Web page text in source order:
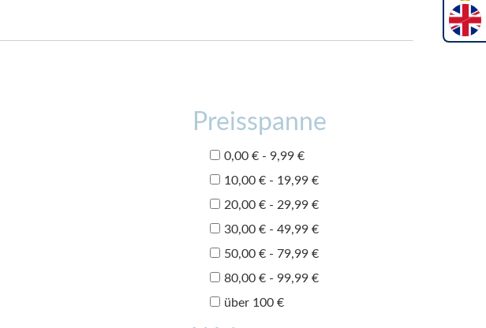
Preisspanne
0,00 € - 9,99 €
10,00 € - 19,99 €
20,00 € - 29,99 €
30,00 € - 49,99 €
50,00 € - 79,99 €
80,00 € - 99,99 €
über 100 €